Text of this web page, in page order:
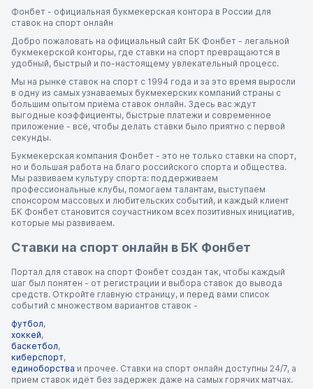
Фонбет - официальная букмекерская контора в России для
ставок на спорт онлайн
Добро пожаловать на официальный сайт БК Фонбет - легальной
букмекерской конторы, где ставки на спорт превращаются в
удобный, быстрый и по-настоящему увлекательный процесс.
Мы на рынке ставок на спорт с 1994 года и за это время выросли
в одну из самых узнаваемых букмекерских компаний страны с
большим опытом приёма ставок онлайн. Здесь вас ждут
выгодные коэффициенты, быстрые платежи и современное
приложение - всё, чтобы делать ставки было приятно с первой
секунды.
Букмекерская компания Фонбет - это не только ставки на спорт,
но и большая работа на благо российского спорта и общества.
Мы развиваем культуру спорта: поддерживаем
профессиональные клубы, помогаем талантам, выступаем
спонсором массовых и любительских событий, и каждый клиент
БК Фонбет становится соучастником всех позитивных инициатив,
которые мы развиваем.
Ставки на спорт онлайн в БК Фонбет
Портал для ставок на спорт Фонбет создан так, чтобы каждый
шаг был понятен - от регистрации и выбора ставок до вывода
средств. Откройте главную страницу, и перед вами список
событий с множеством вариантов ставок -
футбол,
хоккей,
баскетбол,
киберспорт,
единоборства и прочее. Ставки на спорт онлайн доступны 24/7, а
прием ставок идёт без задержек даже на самых горячих матчах.